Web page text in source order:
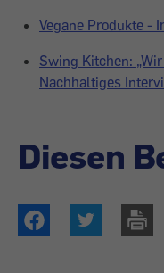
Vegane Produkte -
Swing Kitchen:
Nachhaltiges
Diesen